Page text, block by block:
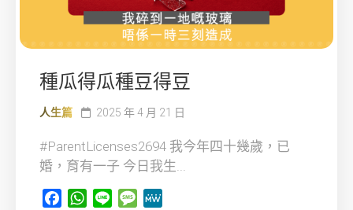
種瓜得瓜種豆得豆
人生篇 2025 年 4 月 21 日
#ParentLicenses2694 我今年四十幾歲，已
婚，育有一子 今日我生...
FacebookWhatsApp
Line Message